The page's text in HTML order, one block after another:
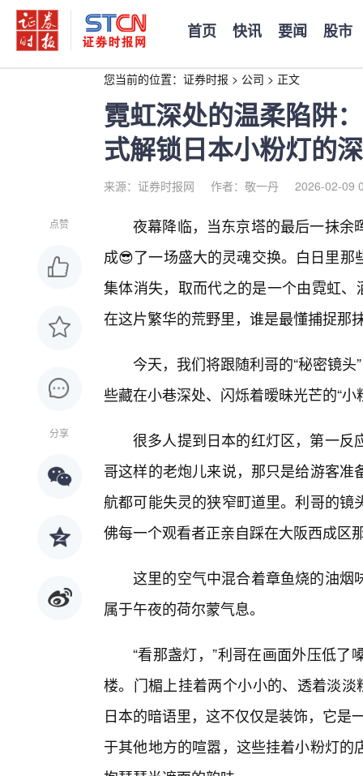
首页 快讯 要闻 股市
您当前的位置： 证券时报 > 公司 > 正文
霓虹深处的温柔陷阱
式解锁日本小粉灯的
来源：证券时报网 作者：敬一丹 2026-02-09
点赞
分享
夜幕降临，当东京塔的最后一抹余
成😎了一场盛大的灵魂交换。白日里
集体消失，取而代之的是一个由霓虹
在这片繁华的荒野里，谁是最懂捕捉那
今天，我们将跟随利哥的“秘密镜
些藏在小巷深处、闪烁着暧昧光芒的“小
很多人提到日本的红灯区，第一反
哥这样的老炮儿来说，那只是给游客
航都可能失灵的狭窄町道里。利哥的
佛每一个观看者正亲自踩在大阪西成区
这里的空气中混合着章鱼烧的油烟
属于午夜的荷尔蒙气息。
“看那盏灯，”利哥在画面外压低
楼。门楣上挂着两个小小的、透着淡
日本的暗语里，这不仅仅是装饰，它是
于其他地方的喧嚣，这些挂着小粉灯